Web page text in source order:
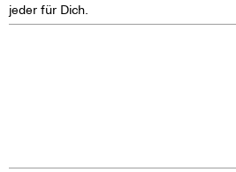
jeder für Dich.